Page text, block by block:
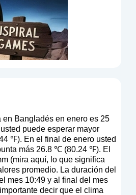
en Bangladés en enero es 25
puede esperar mayor
℉). En el final de enero usted
más 26.8 ℃ (80.24 ℉). El
(mira aquí, lo que significa
promedio. La duración del
mes 10:49 y al final del mes
decir que el clima